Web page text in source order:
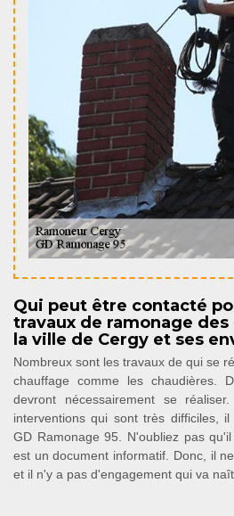
Qui peut être contacté
travaux de ramonage
la ville de Cergy et ses
Nombreux sont les travaux de qui se
chauffage comme les chaudières.
devront nécessairement se
interventions qui sont très difficiles,
GD Ramonage 95. N'oubliez pas
est un document informatif. Donc, il
et il n'y a pas d'engagement qui va